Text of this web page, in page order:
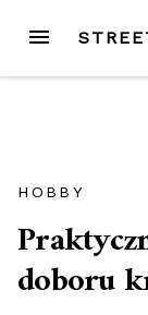
treści
MENU
HOBBY
doboru